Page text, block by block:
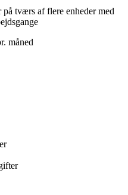
tværs af flere enheder med
måned